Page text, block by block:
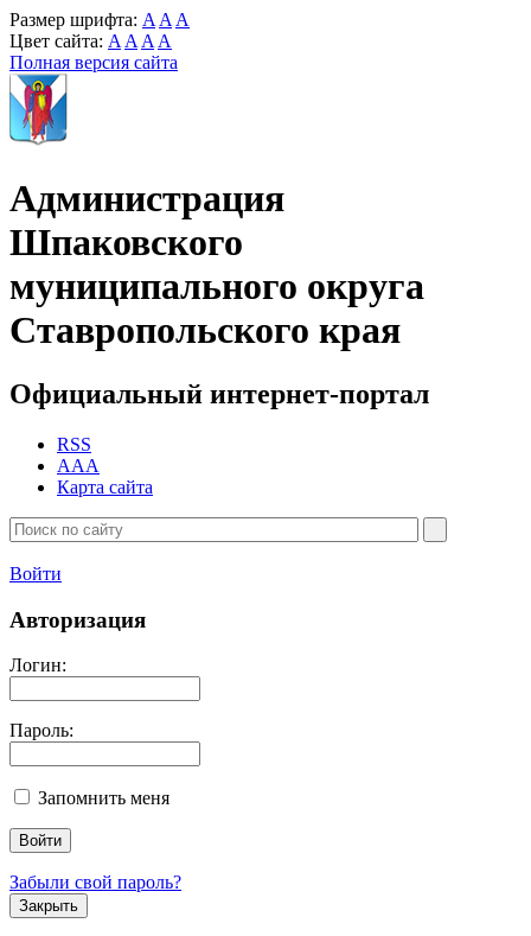
Размер шрифта: A A A
Цвет сайта: A A A A
Полная версия сайта
Администрация
Шпаковского
муниципального округа
Ставропольского края
Официальный интернет-портал
RSS
AAA
Карта сайта
Войти
Авторизация
Логин:
Пароль:
Запомнить меня
Забыли свой пароль?
Закрыть